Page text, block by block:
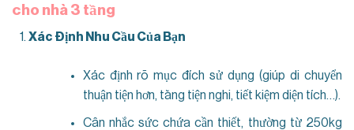
cho nhà 3 tầng
Xác Định Nhu Cầu Của Bạn
Xác định rõ mục đích sử dụng (giúp di chuyển
thuận tiện hơn, tăng tiện nghi, tiết kiệm diện tích…).
Cân nhắc sức chứa cần thiết, thường từ 250kg